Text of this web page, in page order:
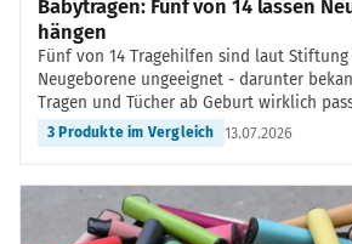
Babytragen: Fünf von 14 lassen
hängen
Fünf von 14 Tragehilfen sind laut
Neugeborene ungeeignet - darunter
Tragen und Tücher ab Geburt wirklich
3 Produkte im Vergleich 13.07.2026